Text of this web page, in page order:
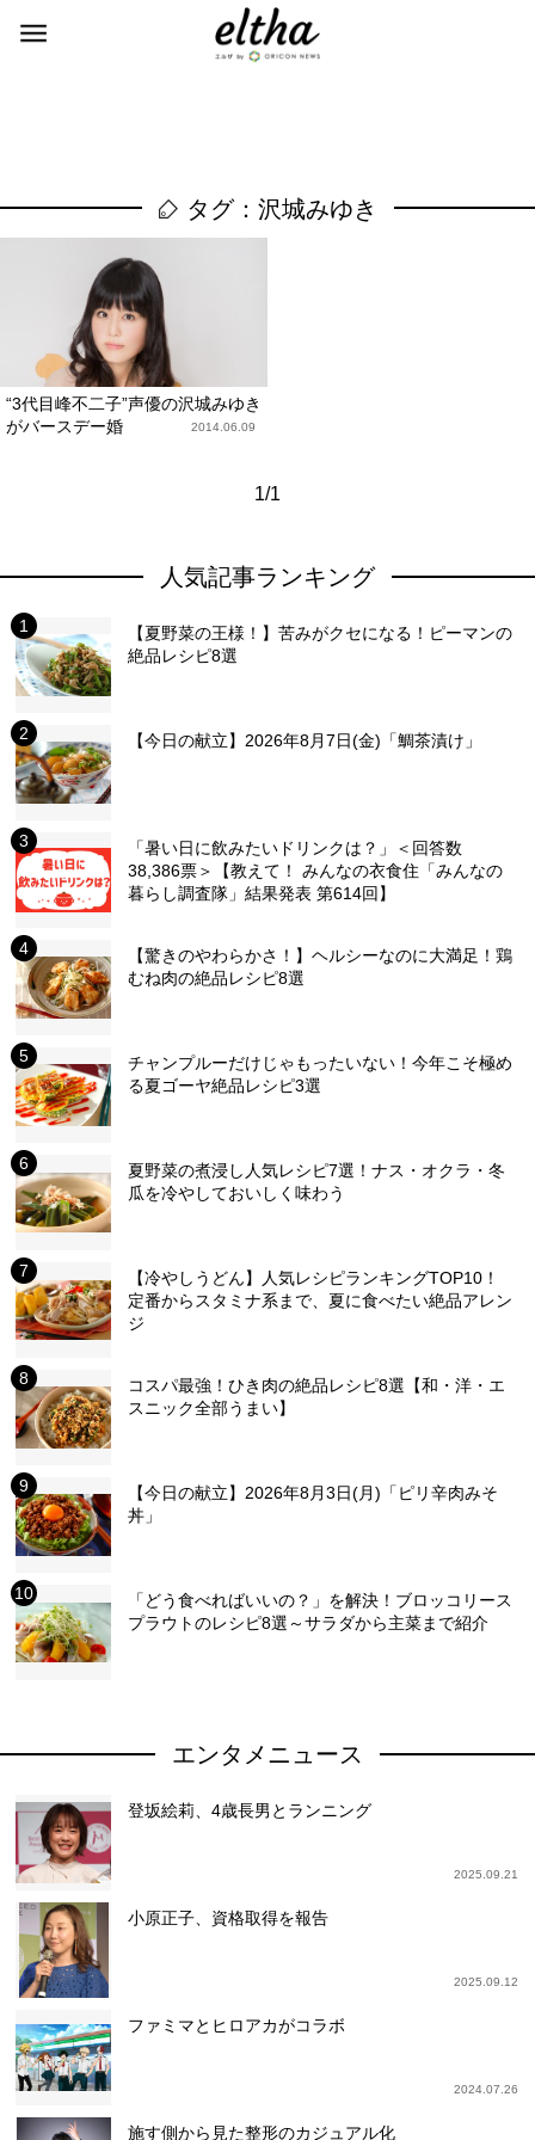
タグ：沢城みゆき
“3代目峰不二子”声優の沢城みゆき
がバースデー婚
2014.06.09
1/1
人気記事ランキング
【夏野菜の王様！】苦みがクセになる！ピーマンの
絶品レシピ8選
【今日の献立】2026年8月7日(金)「鯛茶漬け」
「暑い日に飲みたいドリンクは？」＜回答数
38,386票＞【教えて！ みんなの衣食住「みんなの
暮らし調査隊」結果発表 第614回】
【驚きのやわらかさ！】ヘルシーなのに大満足！鶏
むね肉の絶品レシピ8選
チャンプルーだけじゃもったいない！今年こそ極め
る夏ゴーヤ絶品レシピ3選
夏野菜の煮浸し人気レシピ7選！ナス・オクラ・冬
瓜を冷やしておいしく味わう
【冷やしうどん】人気レシピランキングTOP10！
定番からスタミナ系まで、夏に食べたい絶品アレン
ジ
コスパ最強！ひき肉の絶品レシピ8選【和・洋・エ
スニック全部うまい】
【今日の献立】2026年8月3日(月)「ピリ辛肉みそ
丼」
「どう食べればいいの？」を解決！ブロッコリース
プラウトのレシピ8選～サラダから主菜まで紹介
エンタメニュース
登坂絵莉、4歳長男とランニング
2025.09.21
小原正子、資格取得を報告
2025.09.12
ファミマとヒロアカがコラボ
2024.07.26
施す側から見た整形のカジュアル化